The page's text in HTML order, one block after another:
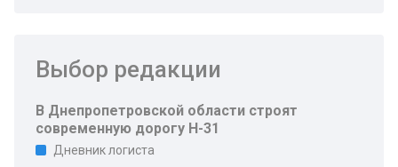
Выбор редакции
В Днепропетровской области строят
современную дорогу Н-31
Дневник логиста